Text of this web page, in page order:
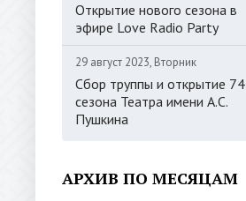
Открытие нового сезона в
эфире Love Radio Party
29 август 2023, Вторник
Сбор труппы и открытие 74
сезона Театра имени А.С.
Пушкина
АРХИВ ПО МЕСЯЦАМ